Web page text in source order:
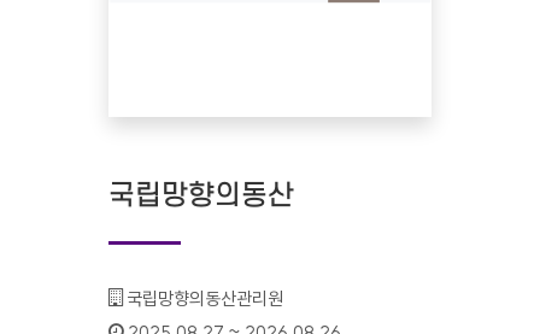
국립망향의동산
기관명 :
국립망향의동산관리원